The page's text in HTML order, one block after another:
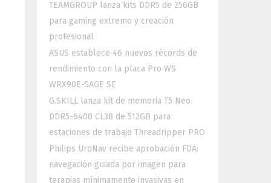
TEAMGROUP lanza kits DDR5 de 256GB
para gaming extremo y creación
profesional
ASUS establece 46 nuevos récords de
rendimiento con la placa Pro WS
WRX90E-SAGE SE
G.SKILL lanza kit de memoria T5 Neo
DDR5-6400 CL38 de 512GB para
estaciones de trabajo Threadripper PRO
Philips UroNav recibe aprobación FDA:
navegación guiada por imagen para
terapias mínimamente invasivas en